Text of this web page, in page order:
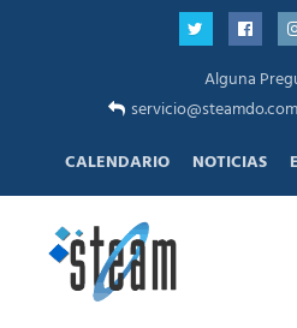
Alguna
servicio@steamdo.com
CALENDARIO
NOTICIAS